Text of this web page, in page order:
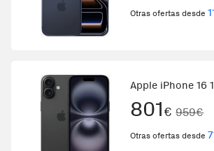
Otras ofertas desde
Apple iPhone 16
801€ 959€
Otras ofertas desde